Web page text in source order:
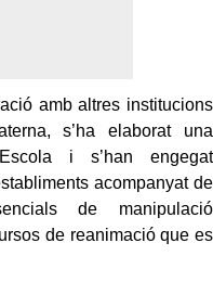
amb altres institucions
s’ha elaborat una
i s’han engegat
acompanyat de
de manipulació
de reanimació que es